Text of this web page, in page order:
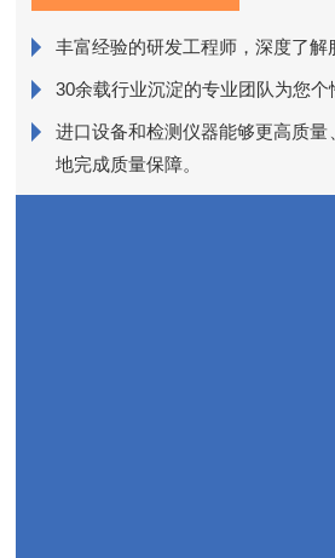
丰富经验的研发工程师，深度了解
30余载行业沉淀的专业团队为您个
进口设备和检测仪器能够更高质
地完成质量保障。